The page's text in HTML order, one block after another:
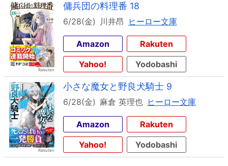
傭兵団の料理番 18
6/28(金) 川井昂 ヒーロー文庫
Amazon
Rakuten
Yahoo!
Yodobashi
小さな魔女と野良犬騎士 9
6/28(金) 麻倉 英理也 ヒーロー文庫
Amazon
Rakuten
Yahoo!
Yodobashi